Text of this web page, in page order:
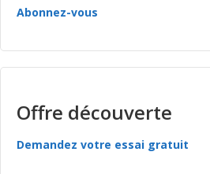
Abonnez-vous
Offre découverte
Demandez votre essai gratuit